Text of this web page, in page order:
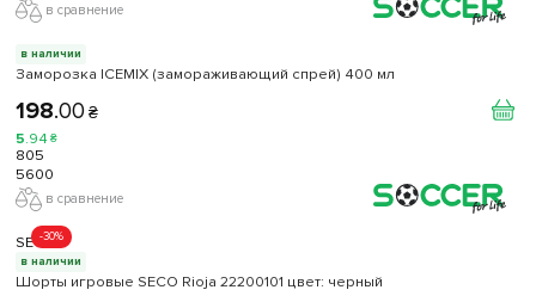
в сравнение
в наличии
Заморозка ICEMIX (замораживающий спрей) 400 мл
198.00 ₴
5.94₴
805
5600
в сравнение
-30%
SECO
в наличии
Шорты игровые SECO Rioja 22200101 цвет: черный